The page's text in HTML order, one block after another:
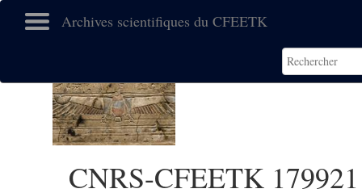
Archives scientifiques du CFEETK
CNRS-CFEETK 179921